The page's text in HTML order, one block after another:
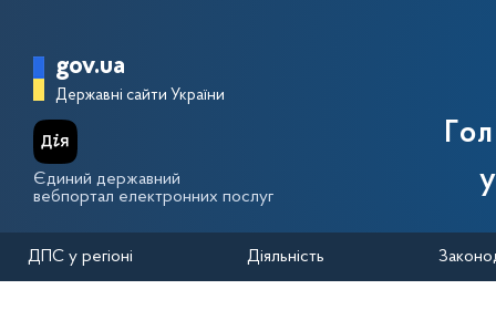
Головна сторінка Державної
gov.ua
Державні сайти України
Єдиний державний
вебпортал електронних послуг
ДПС у регіоні Діяльність